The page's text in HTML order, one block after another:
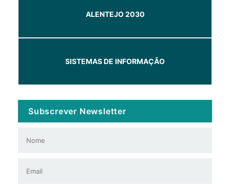
ALENTEJO 2030
SISTEMAS DE INFORMAÇÃO
Subscrever Newsletter